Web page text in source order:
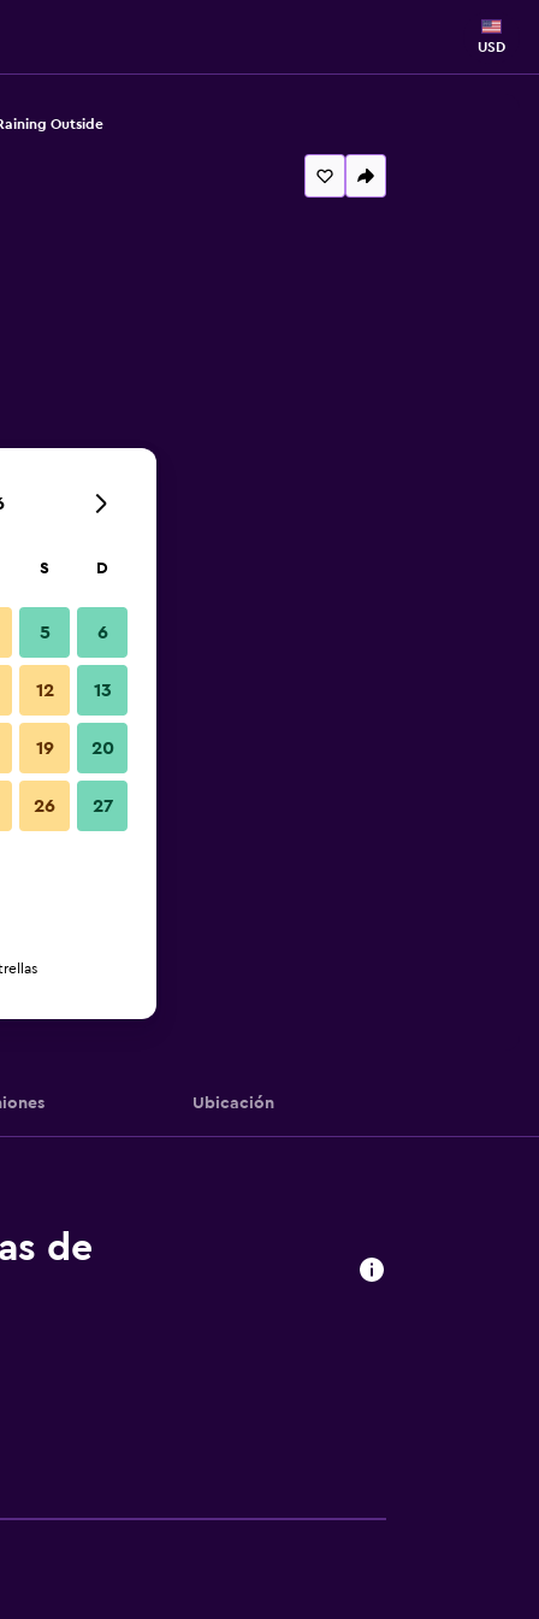
USD
Outside
Ubicación
de
S D
5 6
12 13
19 20
26 27